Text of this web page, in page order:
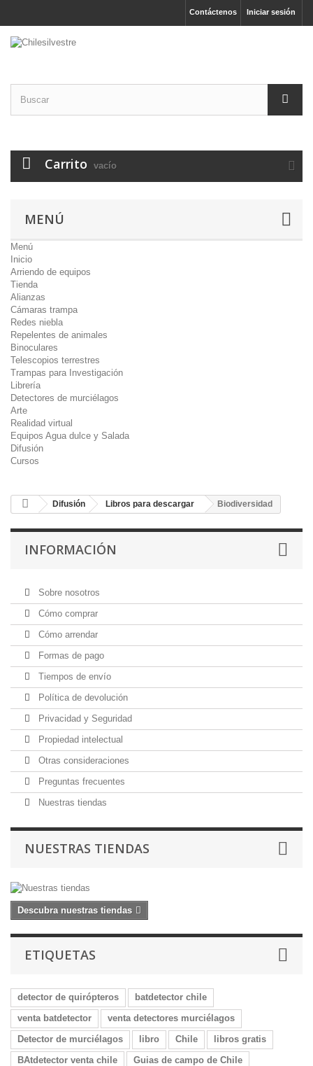
Iniciar sesión
Contáctenos
Carrito vacío
MENÚ
Menú
Inicio
Arriendo de equipos
Tienda
Alianzas
Cámaras trampa
Redes niebla
Repelentes de animales
Binoculares
Telescopios terrestres
Trampas para Investigación
Librería
Detectores de murciélagos
Arte
Realidad virtual
Equipos Agua dulce y Salada
Difusión
Cursos
Difusión Libros para descargar Biodiversidad
INFORMACIÓN
Sobre nosotros
Cómo comprar
Cómo arrendar
Formas de pago
Tiempos de envío
Política de devolución
Privacidad y Seguridad
Propiedad intelectual
Otras consideraciones
Preguntas frecuentes
Nuestras tiendas
NUESTRAS TIENDAS
Descubra nuestras tiendas
ETIQUETAS
detector de quirópteros
batdetector chile
venta batdetector
venta detectores murciélagos
Detector de murciélagos
libro Chile
libros gratis
BAtdetector venta chile
Guias de campo de Chile